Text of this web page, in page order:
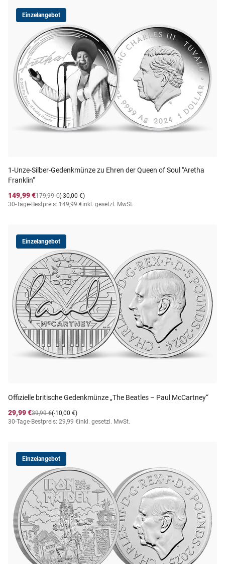
Einzelangebot
1-Unze-Silber-Gedenkmünze zu Ehren der Queen of Soul "Aretha
Franklin"
149,99 €
(-30,00 €)
179,99 €
30-Tage-Bestpreis: 149,99 €inkl. gesetzl. MwSt.
Einzelangebot
Offizielle britische Gedenkmünze „The Beatles – Paul McCartney“
29,99 €
(-10,00 €)
39,99 €
30-Tage-Bestpreis: 29,99 €inkl. gesetzl. MwSt.
Einzelangebot